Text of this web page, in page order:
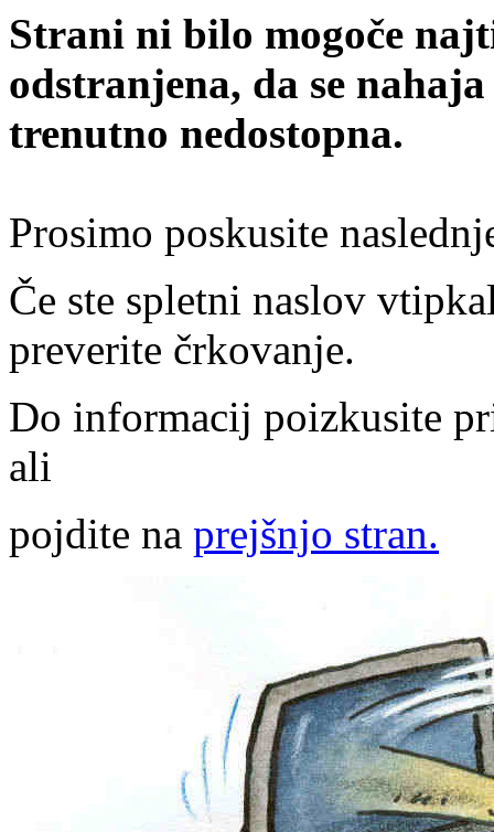
Strani ni bilo mogoče
odstranjena, da se
trenutno nedostopna.
Prosimo poskusite
Če ste spletni naslov
preverite črkovanje.
Do informacij poizkusite
ali
pojdite na prejšnjo stran.